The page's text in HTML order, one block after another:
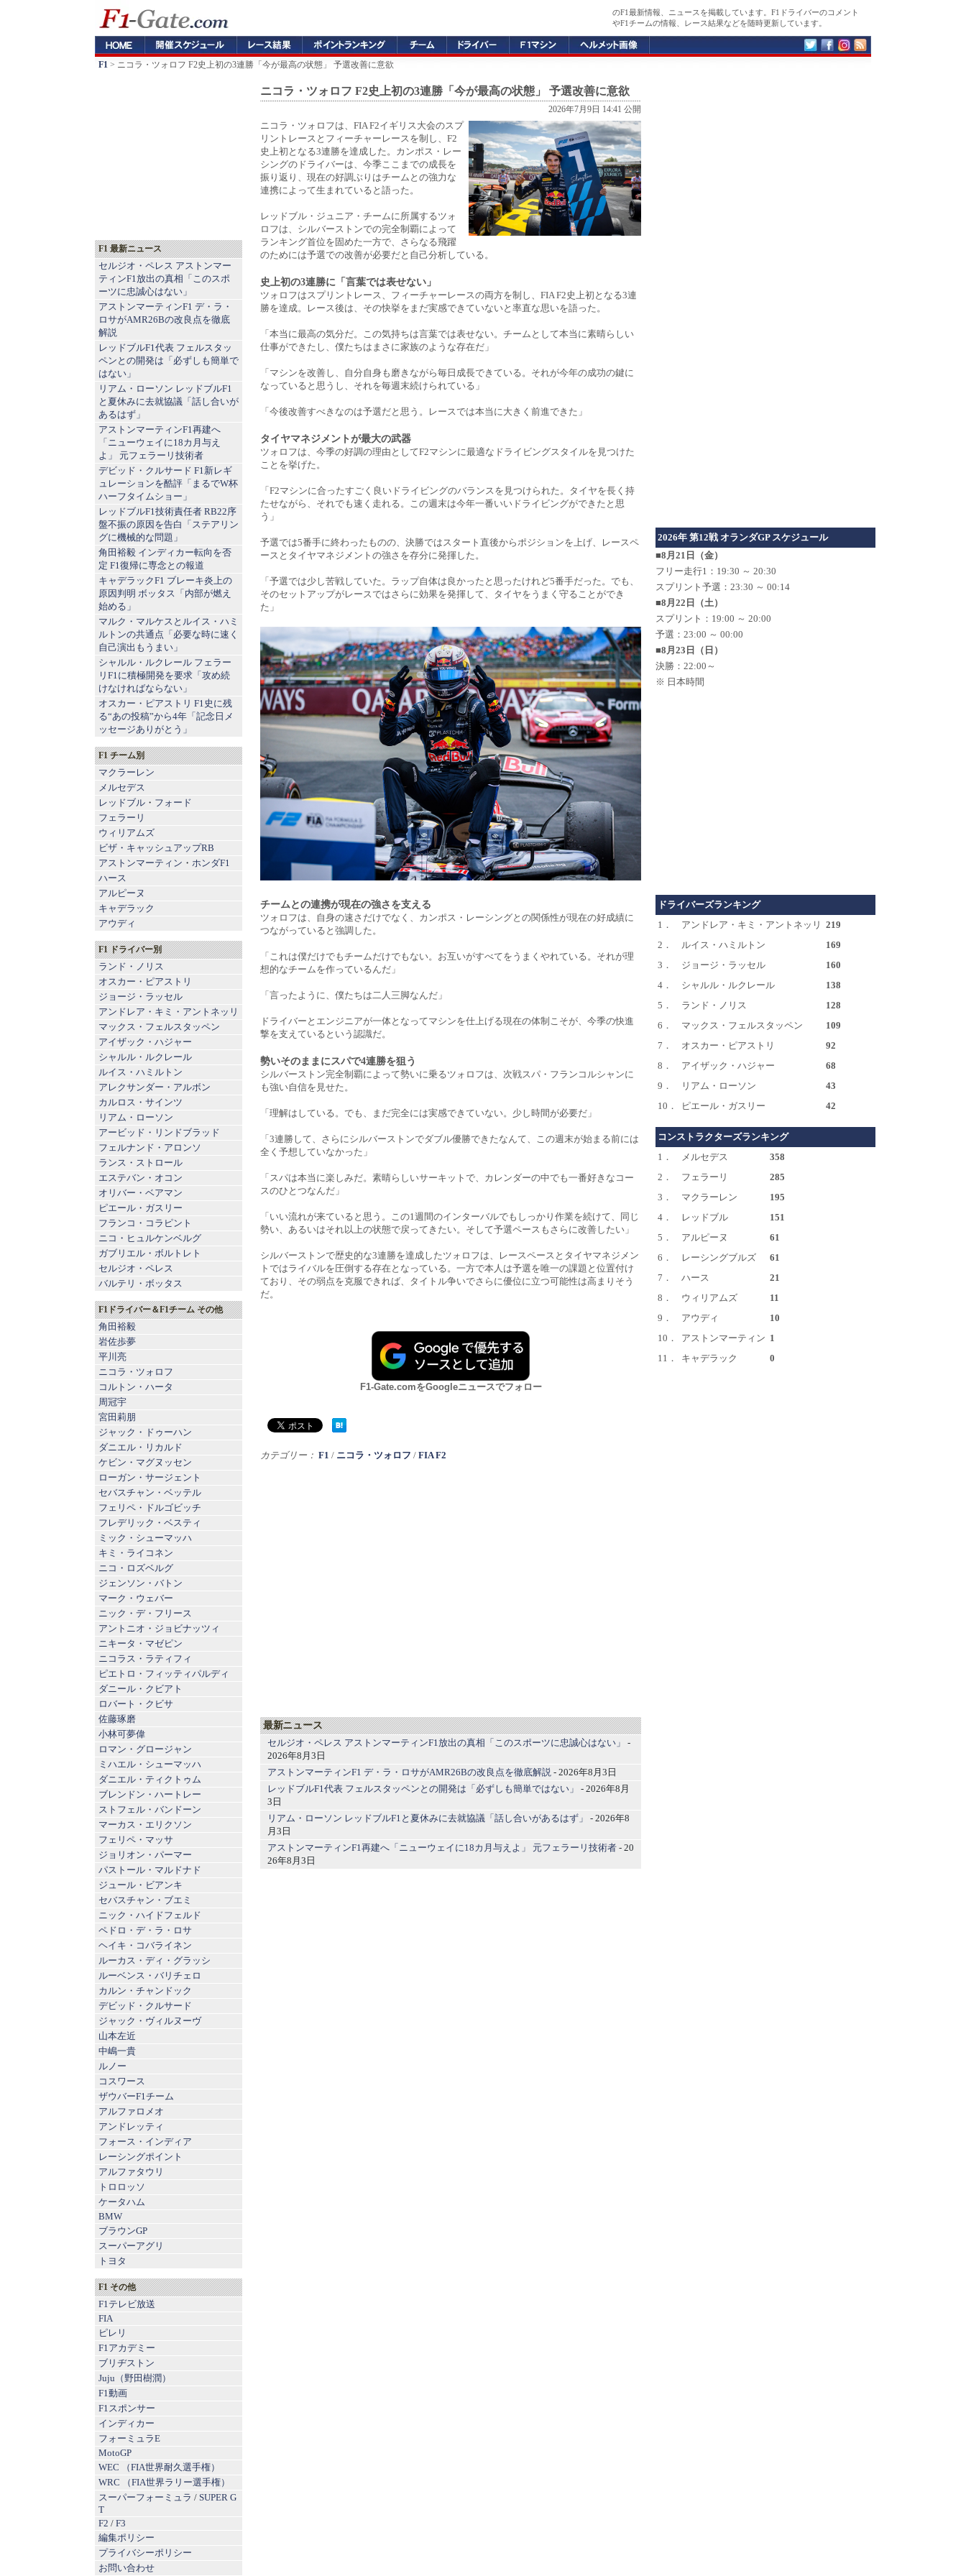
のF1最新情報、ニュースを掲載しています。F1ドライバーのコメント
やF1チームの情報、レース結果などを随時更新しています。
F1 > ニコラ・ツォロフ F2史上初の3連勝「今が最高の状態」 予選改善に意欲
ニコラ・ツォロフ F2史上初の3連勝「今が最高の状態」 予選改善に意欲
2026年7月9日 14:41 公開
ニコラ・ツォロフは、FIA F2イギリス大会のスプ
リントレースとフィーチャーレースを制し、F2
史上初となる3連勝を達成した。カンポス・レー
シングのドライバーは、今季ここまでの成長を
振り返り、現在の好調ぶりはチームとの強力な
連携によって生まれていると語った。
レッドブル・ジュニア・チームに所属するツォ
ロフは、シルバーストンでの完全制覇によって
ランキング首位を固めた一方で、さらなる飛躍
のためには予選での改善が必要だと自己分析している。
史上初の3連勝に「言葉では表せない」
ツォロフはスプリントレース、フィーチャーレースの両方を制し、FIA F2史上初となる3連
勝を達成。レース後は、その快挙をまだ実感できていないと率直な思いを語った。
「本当に最高の気分だ。この気持ちは言葉では表せない。チームとして本当に素晴らしい
仕事ができたし、僕たちはまさに家族のような存在だ」
「マシンを改善し、自分自身も磨きながら毎日成長できている。それが今年の成功の鍵に
なっていると思うし、それを毎週末続けられている」
「今後改善すべきなのは予選だと思う。レースでは本当に大きく前進できた」
タイヤマネジメントが最大の武器
ツォロフは、今季の好調の理由としてF2マシンに最適なドライビングスタイルを見つけた
ことを挙げた。
「F2マシンに合ったすごく良いドライビングのバランスを見つけられた。タイヤを長く持
たせながら、それでも速く走れる。この週末は今年一番いいドライビングができたと思
う」
予選では5番手に終わったものの、決勝ではスタート直後からポジションを上げ、レースペ
ースとタイヤマネジメントの強さを存分に発揮した。
「予選では少し苦戦していた。ラップ自体は良かったと思ったけれど5番手だった。でも、
そのセットアップがレースではさらに効果を発揮して、タイヤをうまく守ることができ
た」
チームとの連携が現在の強さを支える
ツォロフは、自身の速さだけでなく、カンポス・レーシングとの関係性が現在の好成績に
つながっていると強調した。
「これは僕だけでもチームだけでもない。お互いがすべてをうまくやれている。それが理
想的なチームを作っているんだ」
「言ったように、僕たちは二人三脚なんだ」
ドライバーとエンジニアが一体となってマシンを仕上げる現在の体制こそが、今季の快進
撃を支えているという認識だ。
勢いそのままにスパで4連勝を狙う
シルバーストン完全制覇によって勢いに乗るツォロフは、次戦スパ・フランコルシャンに
も強い自信を見せた。
「理解はしている。でも、まだ完全には実感できていない。少し時間が必要だ」
「3連勝して、さらにシルバーストンでダブル優勝できたなんて、この週末が始まる前には
全く予想していなかった」
「スパは本当に楽しみだ。素晴らしいサーキットで、カレンダーの中でも一番好きなコー
スのひとつなんだ」
「いい流れが来ていると思う。この1週間のインターバルでもしっかり作業を続けて、同じ
勢い、あるいはそれ以上の状態で戻ってきたい。そして予選ペースもさらに改善したい」
シルバーストンで歴史的な3連勝を達成したツォロフは、レースペースとタイヤマネジメン
トではライバルを圧倒する存在となっている。一方で本人は予選を唯一の課題と位置付け
ており、その弱点を克服できれば、タイトル争いでさらに優位に立つ可能性は高まりそう
だ。
F1-Gate.comをGoogleニュースでフォロー
カテゴリー： F1 / ニコラ・ツォロフ / FIA F2
最新ニュース
セルジオ・ペレス アストンマーティンF1放出の真相「このスポーツに忠誠心はない」
-
2026年8月3日
アストンマーティンF1 デ・ラ・ロサがAMR26Bの改良点を徹底解説 - 2026年8月3日
レッドブルF1代表 フェルスタッペンとの開発は「必ずしも簡単ではない」
- 2026年8月
3日
リアム・ローソン レッドブルF1と夏休みに去就協議「話し合いがあるはず」
- 2026年8
月3日
アストンマーティンF1再建へ「ニューウェイに18カ月与えよ」 元フェラーリ技術者 - 20
26年8月3日
F1 最新ニュース
セルジオ・ペレス アストンマー
ティンF1放出の真相「このスポ
ーツに忠誠心はない」
アストンマーティンF1 デ・ラ・
ロサがAMR26Bの改良点を徹底
解説
レッドブルF1代表 フェルスタッ
ペンとの開発は「必ずしも簡単で
はない」
リアム・ローソン レッドブルF1
と夏休みに去就協議「話し合いが
あるはず」
アストンマーティンF1再建へ
「ニューウェイに18カ月与え
よ」 元フェラーリ技術者
デビッド・クルサード F1新レギ
ュレーションを酷評「まるでW杯
ハーフタイムショー」
レッドブルF1技術責任者 RB22序
盤不振の原因を告白「ステアリン
グに機械的な問題」
角田裕毅 インディカー転向を否
定 F1復帰に専念との報道
キャデラックF1 ブレーキ炎上の
原因判明 ボッタス「内部が燃え
始める」
マルク・マルケスとルイス・ハミ
ルトンの共通点「必要な時に速く
自己演出もうまい」
シャルル・ルクレール フェラー
リF1に積極開発を要求「攻め続
けなければならない」
オスカー・ピアストリ F1史に残
る“あの投稿”から4年「記念日メ
ッセージありがとう」
F1 チーム別
マクラーレン
メルセデス
レッドブル ・ フォード
フェラーリ
ウィリアムズ
ビザ・キャッシュアップRB
アストンマーティン ・ ホンダF1
ハース
アルピーヌ
キャデラック
アウディ
F1 ドライバー別
ランド・ノリス
オスカー・ピアストリ
ジョージ・ラッセル
アンドレア・キミ・アントネッリ
マックス・フェルスタッペン
アイザック・ハジャー
シャルル・ルクレール
ルイス・ハミルトン
アレクサンダー・アルボン
カルロス・サインツ
リアム・ローソン
アービッド・リンドブラッド
フェルナンド・アロンソ
ランス・ストロール
エステバン・オコン
オリバー・ベアマン
ピエール・ガスリー
フランコ・コラピント
ニコ・ヒュルケンベルグ
ガブリエル・ボルトレト
セルジオ・ペレス
バルテリ・ボッタス
F1ドライバー＆F1チーム その他
角田裕毅
岩佐歩夢
平川亮
ニコラ・ツォロフ
コルトン・ハータ
周冠宇
宮田莉朋
ジャック・ドゥーハン
ダニエル・リカルド
ケビン・マグヌッセン
ローガン・サージェント
セバスチャン・ベッテル
フェリペ・ドルゴビッチ
フレデリック・ベスティ
ミック・シューマッハ
キミ・ライコネン
ニコ・ロズベルグ
ジェンソン・バトン
マーク・ウェバー
ニック・デ・フリース
アントニオ・ジョビナッツィ
ニキータ・マゼピン
ニコラス・ラティフィ
ピエトロ・フィッティパルディ
ダニール・クビアト
ロバート・クビサ
佐藤琢磨
小林可夢偉
ロマン・グロージャン
ミハエル・シューマッハ
ダニエル・ティクトゥム
ブレンドン・ハートレー
ストフェル・バンドーン
マーカス・エリクソン
フェリペ・マッサ
ジョリオン・パーマー
パストール・マルドナド
ジュール・ビアンキ
セバスチャン・ブエミ
ニック・ハイドフェルド
ペドロ・デ・ラ・ロサ
ヘイキ・コバライネン
ルーカス・ディ・グラッシ
ルーベンス・バリチェロ
カルン・チャンドック
デビッド・クルサード
ジャック・ヴィルヌーヴ
山本左近
中嶋一貴
ルノー
コスワース
ザウバーF1チーム
アルファロメオ
アンドレッティ
フォース・インディア
レーシングポイント
アルファタウリ
トロロッソ
ケータハム
BMW
ブラウンGP
スーパーアグリ
トヨタ
F1 その他
F1テレビ放送
FIA
ピレリ
F1アカデミー
ブリヂストン
Juju（野田樹潤）
F1動画
F1スポンサー
インディカー
フォーミュラE
MotoGP
WEC （FIA世界耐久選手権）
WRC （FIA世界ラリー選手権）
スーパーフォーミュラ / SUPER G
T
F2 / F3
編集ポリシー
プライバシーポリシー
お問い合わせ
2026年 第12戦 オランダGP スケジュール
■8月21日（金）
フリー走行1：19:30 ～ 20:30
スプリント予選：23:30 ～ 00:14
■8月22日（土）
スプリント：19:00 ～ 20:00
予選：23:00 ～ 00:00
■8月23日（日）
決勝：22:00～
※ 日本時間
ドライバーズランキング
1．
アンドレア・キミ・アントネッリ 219
2．
ルイス・ハミルトン
169
3．
ジョージ・ラッセル
160
4．
シャルル・ルクレール
138
5．
ランド・ノリス
128
6．
マックス・フェルスタッペン
109
7．
オスカー・ピアストリ
92
8．
アイザック・ハジャー
68
9．
リアム・ローソン
43
10．
ピエール・ガスリー 42
コンストラクターズランキング
1．
メルセデス
358
2．
フェラーリ
285
3．
マクラーレン
195
4．
レッドブル
151
5．
アルピーヌ
61
6．
レーシングブルズ
61
7．
ハース
21
8．
ウィリアムズ
11
9．
アウディ
10
10．
アストンマーティン 1
11．
キャデラック 0